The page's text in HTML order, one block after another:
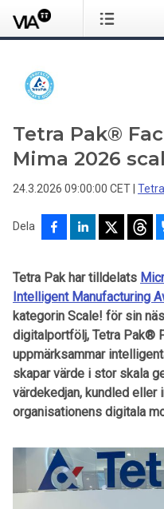
Tetra Pak®
Mima 2026
24.3.2026 09:00:00 CET
Dela
Tetra Pak har tilldelats
Intelligent Manufacturing
kategorin Scale! för sin
digitalportfölj, Tetra Pak®
uppmärksammar
skapar värde i stor skala
värdekedjan, kundled
organisationens digitala